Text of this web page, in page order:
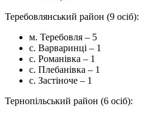
Теребовлянський район (9 осіб):
м. Теребовля – 5
с. Варваринці – 1
с. Романівка – 1
с. Плебанівка – 1
с. Застіноче – 1
Тернопільський район (6 осіб):